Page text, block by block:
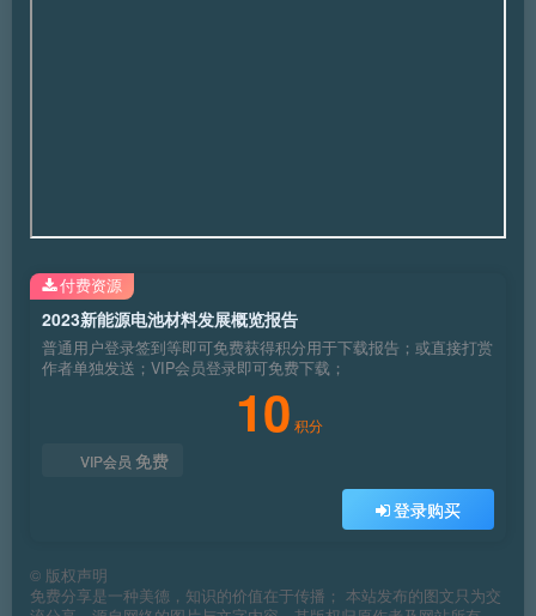
2023新能源电池材料发展概览报告
普通用户登录签到等即可免费获得积分用于下载报告；或直接打赏
作者单独发送；VIP会员登录即可免费下载；
10 积分
VIP会员 免费
登录购买
付费资源
© 版权声明
免费分享是一种美德，知识的价值在于传播； 本站发布的图文只为交